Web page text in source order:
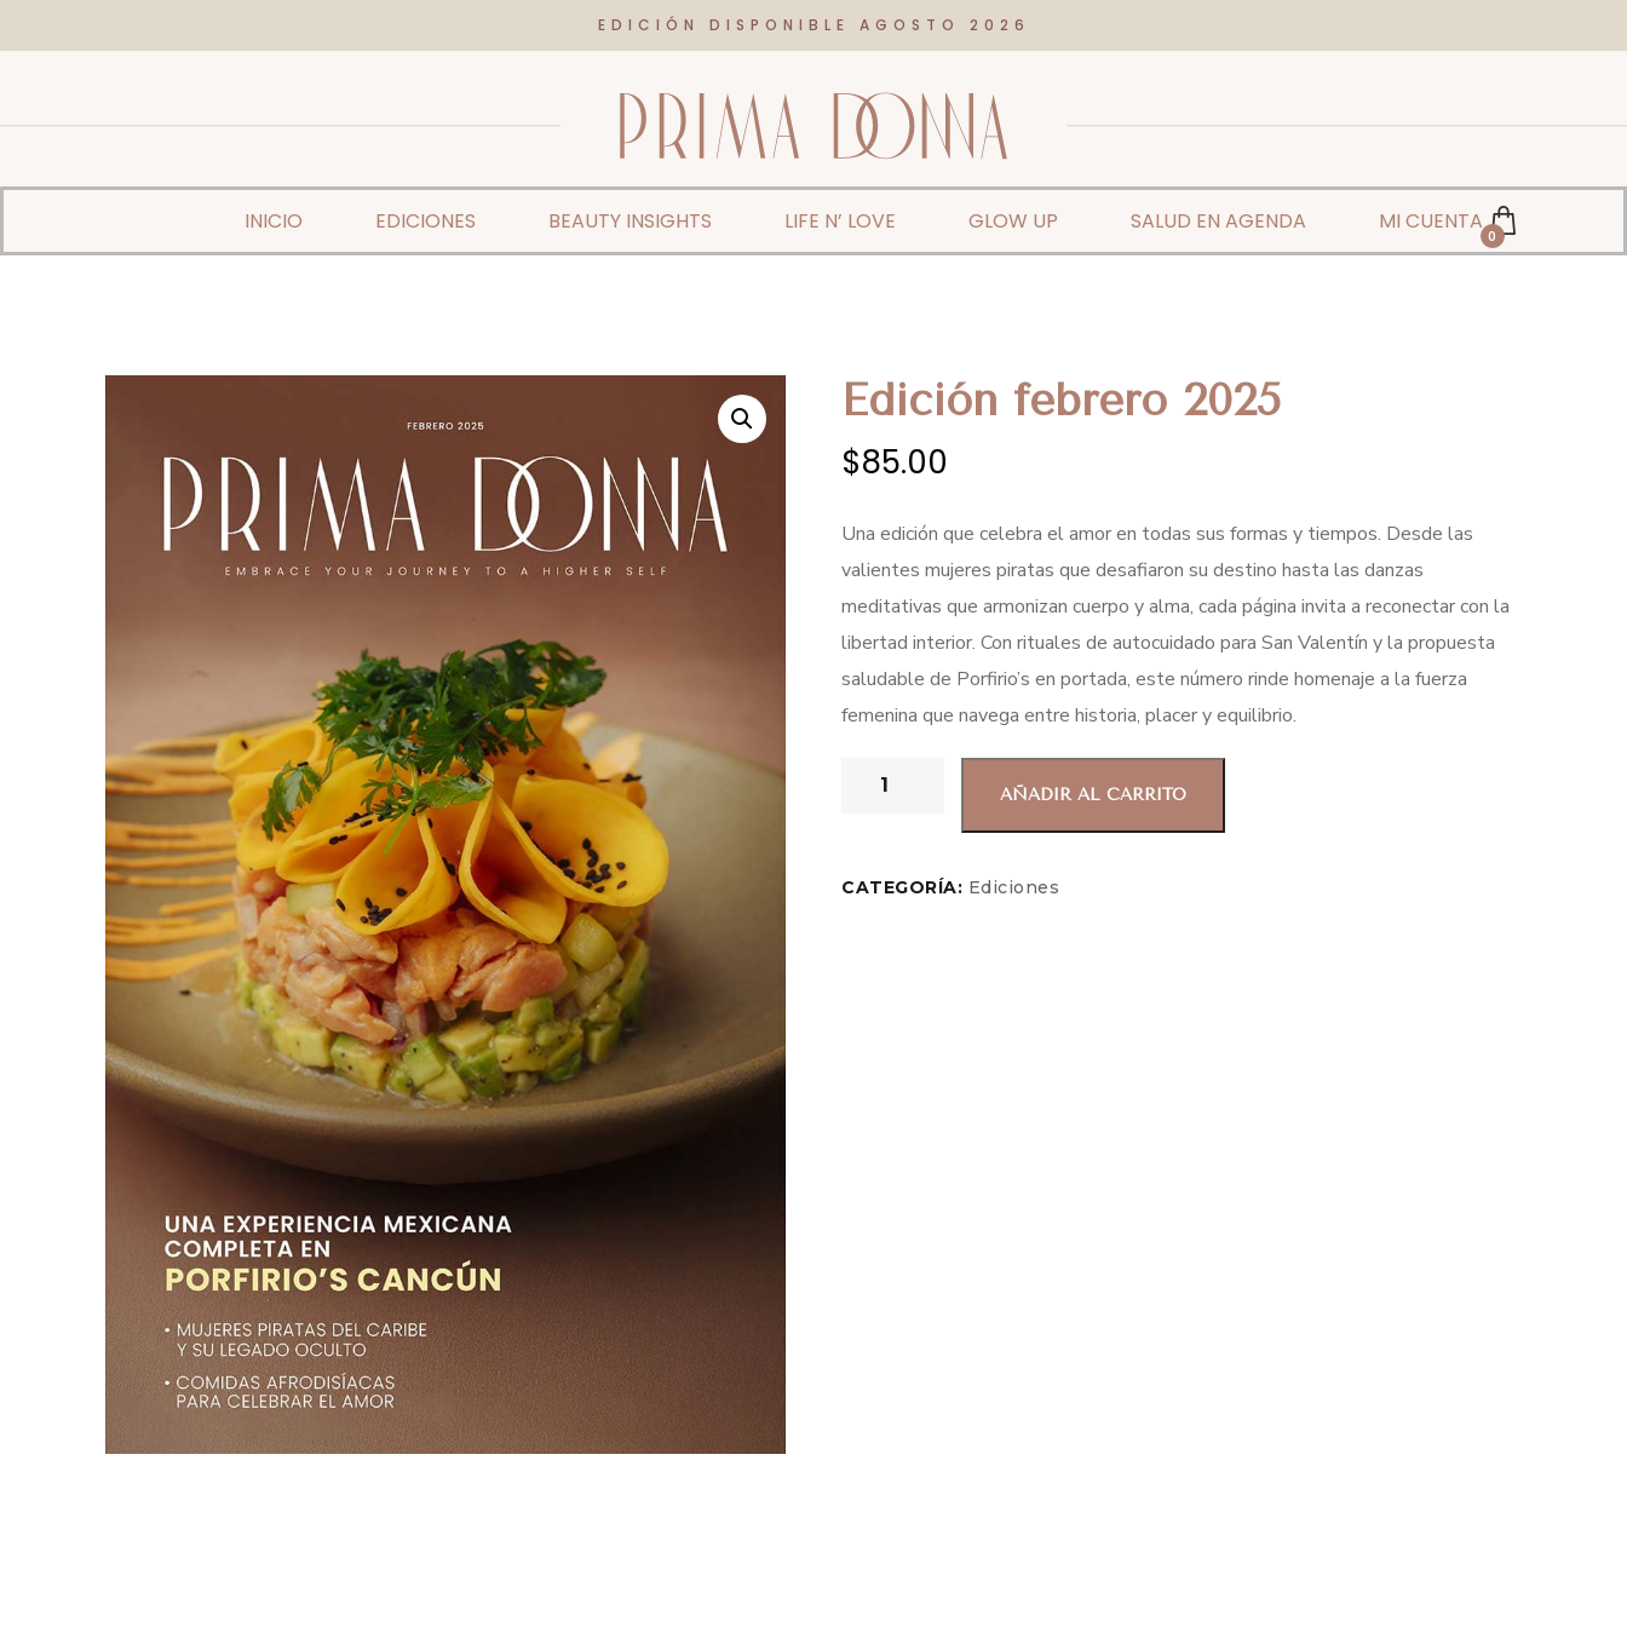
EDICIÓN DISPONIBLE AGOSTO 2026
INICIO EDICIONES BEAUTY INSIGHTS LIFE N’ LOVE GLOW UP SALUD EN AGENDA MI CUENTA
0
Edición febrero 2025
$85.00
Una edición que celebra el amor en todas sus formas y tiempos. Desde las
valientes mujeres piratas que desafiaron su destino hasta las danzas
meditativas que armonizan cuerpo y alma, cada página invita a reconectar con la
libertad interior. Con rituales de autocuidado para San Valentín y la propuesta
saludable de Porfirio’s en portada, este número rinde homenaje a la fuerza
femenina que navega entre historia, placer y equilibrio.
AÑADIR AL CARRITO
CATEGORÍA: Ediciones